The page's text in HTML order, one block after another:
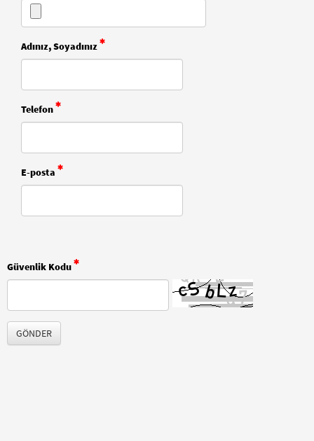
Adınız, Soyadınız
Telefon
E-posta
Güvenlik Kodu